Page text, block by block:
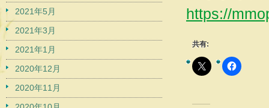
https://
共有:
2021年5月
2021年3月
2021年1月
2020年12月
2020年11月